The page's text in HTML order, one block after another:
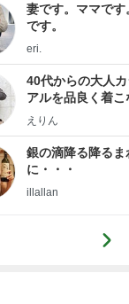
妻です。ママです
です。
eri.
40代からの大人
アルを品良く着こ
ファッションブロ
えりん
銀の滴降る降るま
に・・・
illallan